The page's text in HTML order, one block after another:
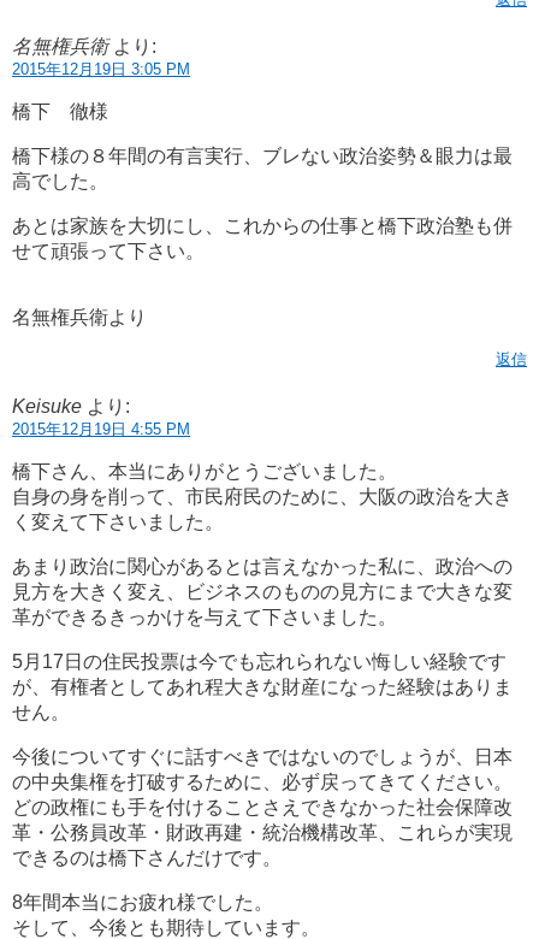
名無権兵衛 より:
2015年12月19日 3:05 PM
橋下 徹様
橋下様の８年間の有言実行、ブレない政治姿勢＆眼力は最
高でした。
あとは家族を大切にし、これからの仕事と橋下政治塾も併
せて頑張って下さい。
名無権兵衛より
返信
Keisuke より:
2015年12月19日 4:55 PM
橋下さん、本当にありがとうございました。
自身の身を削って、市民府民のために、大阪の政治を大き
く変えて下さいました。
あまり政治に関心があるとは言えなかった私に、政治への
見方を大きく変え、ビジネスのものの見方にまで大きな変
革ができるきっかけを与えて下さいました。
5月17日の住民投票は今でも忘れられない悔しい経験です
が、有権者としてあれ程大きな財産になった経験はありま
せん。
今後についてすぐに話すべきではないのでしょうが、日本
の中央集権を打破するために、必ず戻ってきてください。
どの政権にも手を付けることさえできなかった社会保障改
革・公務員改革・財政再建・統治機構改革、これらが実現
できるのは橋下さんだけです。
8年間本当にお疲れ様でした。
そして、今後とも期待しています。